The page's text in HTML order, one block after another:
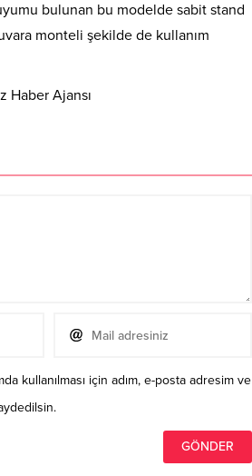
bulunan bu modelde sabit stand
monteli şekilde de kullanım
Haber Ajansı
kullanılması için adım, e-posta adresim ve